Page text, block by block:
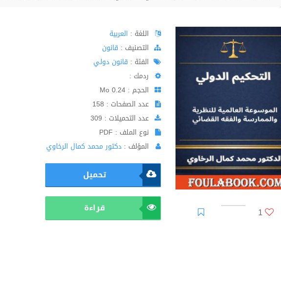
1
اللغة : العربية
اﻟﺘﺼﻨﻴﻒ : قانون
الفئة : قانون دولي
ردمك :
الحجم : 0.24 Mo
عدد الصفحات : 158
عدد التحميلات : 309
نوع الملف : PDF
المؤلف : دكتور محمد كمال الرخاوي
تحميل
قراءة